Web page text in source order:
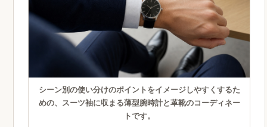
シーン別の使い分けのポイントをイメージしやすくするた
めの、スーツ袖に収まる薄型腕時計と革靴のコーディネー
トです。